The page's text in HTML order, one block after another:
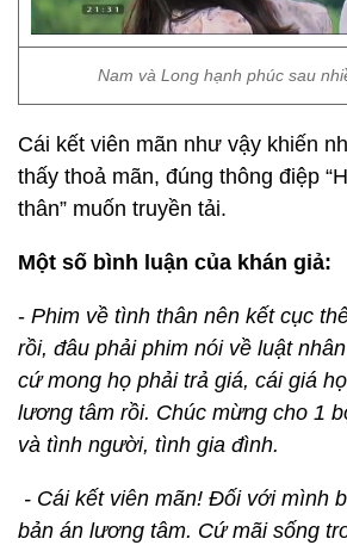
Nam và Long hạnh phúc sau
Cái kết viên mãn như vậy khiến
thấy thoả mãn, đúng thông điệp
thân” muốn truyền tải.
Một số bình luận của khán giả:
- Phim về tình thân nên kết cục
rồi, đâu phải phim nói về luật
cứ mong họ phải trả giá, cái giá
lương tâm rồi. Chúc mừng cho 1
và tình người, tình gia đình.
- Cái kết viên mãn! Đối với mình
bản án lương tâm. Cứ mãi sống